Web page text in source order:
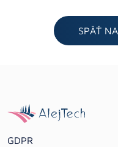
SPÄŤ
GDPR